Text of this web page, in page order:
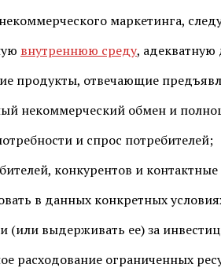
маркетинга,
внутреннюю среду,
продукты, отвечающие
некоммерческий обмен и
и спрос потребителей;
конкурентов и
в данных конкретных
(или выдерживать ее) за
расходование ограниченных